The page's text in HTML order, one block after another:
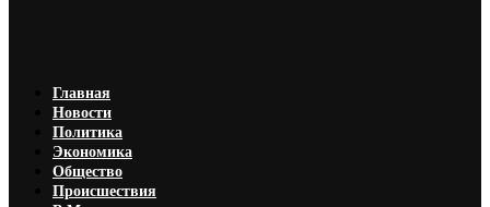
Главная
Новости
Политика
Экономика
Общество
Происшествия